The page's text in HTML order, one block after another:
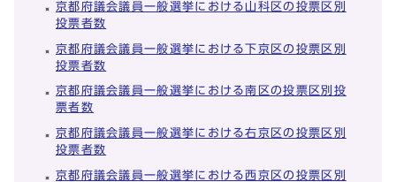
京都府議会議員一般選挙における山科区の投票区別
投票者数
京都府議会議員一般選挙における下京区の投票区別
投票者数
京都府議会議員一般選挙における南区の投票区別投
票者数
京都府議会議員一般選挙における右京区の投票区別
投票者数
京都府議会議員一般選挙における西京区の投票区別